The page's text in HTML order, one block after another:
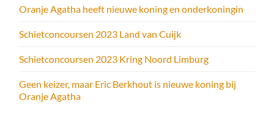
Oranje Agatha heeft nieuwe koning en onderkoningin
Schietconcoursen 2023 Land van Cuijk
Schietconcoursen 2023 Kring Noord Limburg
Geen keizer, maar Eric Berkhout is nieuwe koning bij
Oranje Agatha